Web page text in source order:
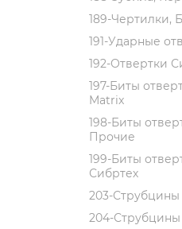
189-Чертилки,
191-Ударные
192-Отвертки
197-Биты
Matrix
198-Биты
Прочие
199-Биты
Сибртех
203-Струбцины
204-